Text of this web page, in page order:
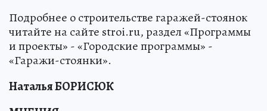
Подробнее о строительстве гаражей-стоянок
читайте на сайте stroi.ru, раздел «Программы
и проекты» - «Городские программы» -
«Гаражи-стоянки».
Наталья БОРИСЮК